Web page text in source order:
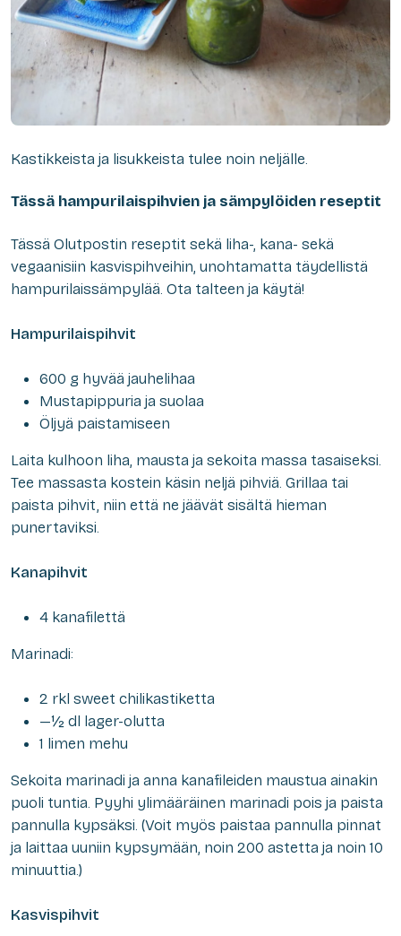
Kastikkeista ja lisukkeista tulee noin neljälle.
Tässä hampurilaispihvien ja sämpylöiden reseptit
Tässä Olutpostin reseptit sekä liha-, kana- sekä
vegaanisiin kasvispihveihin, unohtamatta täydellistä
hampurilaissämpylää. Ota talteen ja käytä!
Hampurilaispihvit
600 g hyvää jauhelihaa
Mustapippuria ja suolaa
Öljyä paistamiseen
Laita kulhoon liha, mausta ja sekoita massa tasaiseksi.
Tee massasta kostein käsin neljä pihviä. Grillaa tai
paista pihvit, niin että ne jäävät sisältä hieman
punertaviksi.
Kanapihvit
4 kanafilettä
Marinadi:
2 rkl sweet chilikastiketta
—½ dl lager-olutta
1 limen mehu
Sekoita marinadi ja anna kanafileiden maustua ainakin
puoli tuntia. Pyyhi ylimääräinen marinadi pois ja paista
pannulla kypsäksi. (Voit myös paistaa pannulla pinnat
ja laittaa uuniin kypsymään, noin 200 astetta ja noin 10
minuuttia.)
Kasvispihvit